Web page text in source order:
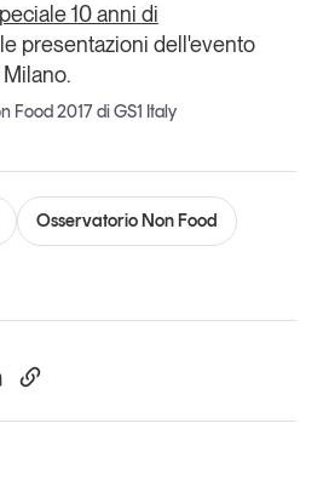
Newsletter
tua email
10 anni di
presentazioni dell'evento
Food 2017 di GS1 Italy
Osservatorio Non Food